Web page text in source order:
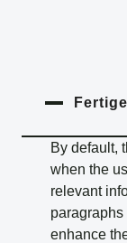
By default,
when the
relevant
enhance